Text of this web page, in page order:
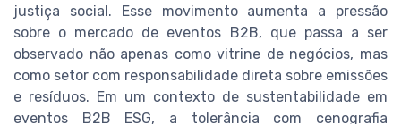
justiça social. Esse movimento aumenta a pressão
sobre o mercado de eventos B2B, que passa a ser
observado não apenas como vitrine de negócios, mas
como setor com responsabilidade direta sobre emissões
e resíduos. Em um contexto de sustentabilidade em
eventos B2B ESG, a tolerância com cenografia